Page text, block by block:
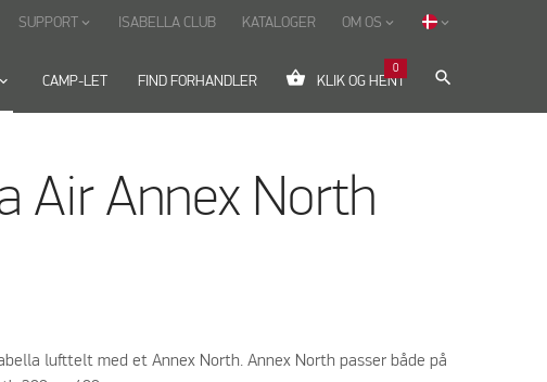
keyboard_arrow_down CAMP-LET FIND FORHANDLER shopping_basket KLIK OG HENT
0
search
SUPPORT keyboard_arrow_down ISABELLA CLUB KATALOGER OM OS keyboard_arrow_down keyboard_arrow_down
Air Annex North
lufttelt med et Annex North. Annex North passer både på